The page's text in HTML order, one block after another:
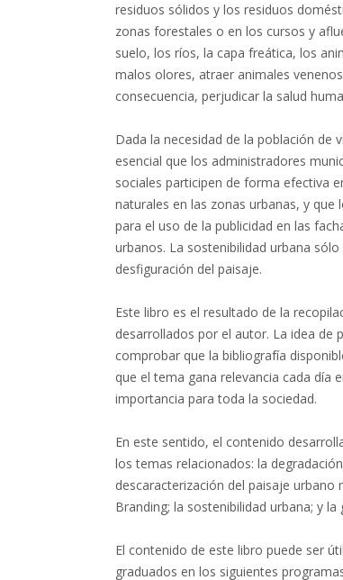
residuos sólidos y los residuos
zonas forestales o en los cursos y
suelo, los ríos, la capa freática, los
malos olores, atraer animales
consecuencia, perjudicar la salud
Dada la necesidad de la población de
esencial que los administradores
sociales participen de forma efectiva
naturales en las zonas urbanas, y
para el uso de la publicidad en las
urbanos. La sostenibilidad urbana
desfiguración del paisaje.
Este libro es el resultado de la
desarrollados por el autor. La idea de
comprobar que la bibliografía
que el tema gana relevancia cada día
importancia para toda la sociedad.
En este sentido, el contenido
los temas relacionados: la
descaracterización del paisaje
Branding; la sostenibilidad urbana; y
El contenido de este libro puede ser
graduados en los siguientes